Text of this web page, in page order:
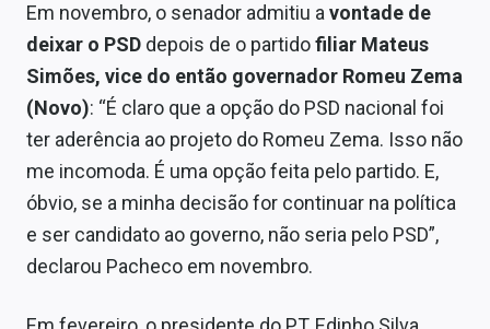
Em novembro, o senador admitiu a vontade de
deixar o PSD depois de o partidofiliar Mateus
Simões, vice do então governador Romeu Zema
(Novo): “É claro que a opção do PSD nacional foi
ter aderência ao projeto do Romeu Zema. Isso não
me incomoda. É uma opção feita pelo partido. E,
óbvio, se a minha decisão for continuar na política
e ser candidato ao governo, não seria pelo PSD”,
declarou Pacheco em novembro.